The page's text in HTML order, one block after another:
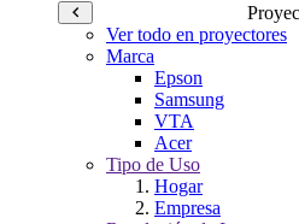
Ver todo en proyectores
Marca
Epson
Samsung
VTA
Acer
Tipo de Uso
Hogar
Empresa